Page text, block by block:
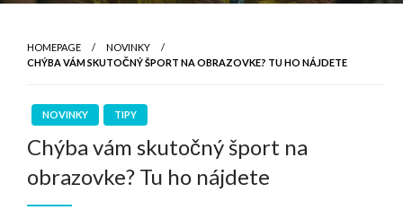
HOMEPAGE
NOVINKY
CHÝBA VÁM SKUTOČNÝ ŠPORT NA OBRAZOVKE? TU HO NÁJDETE
NOVINKY TIPY
Chýba vám skutočný šport na
obrazovke? Tu ho nájdete